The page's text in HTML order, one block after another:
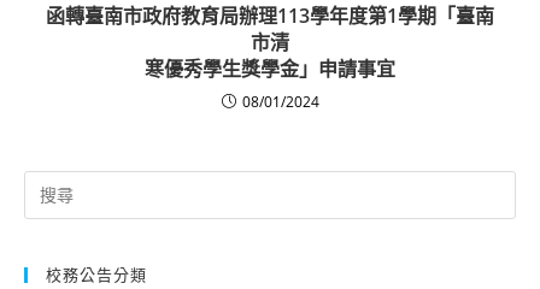
函轉臺南市政府教育局辦理113學年度第1學期「臺南
市清
寒優秀學生獎學金」申請事宜
08/01/2024
Search
for:
校務公告分類